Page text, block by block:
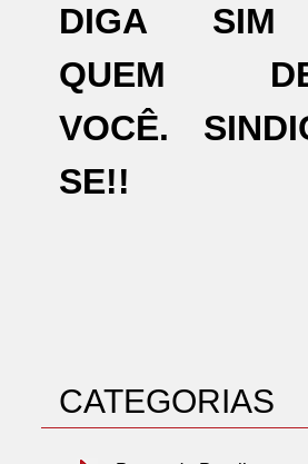
DIGA SIM
QUEM
VOCÊ.
SE!!
CATEGORIAS